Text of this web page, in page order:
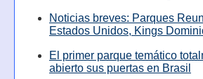
Noticias breves: Parques
Estados Unidos, Kings
El primer parque temático
abierto sus puertas en Brasil